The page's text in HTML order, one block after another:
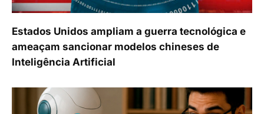
Estados Unidos ampliam a guerra tecnológica e
ameaçam sancionar modelos chineses de
Inteligência Artificial